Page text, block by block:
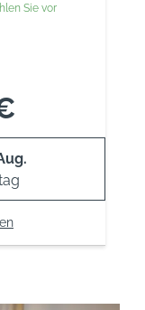
Sie vor